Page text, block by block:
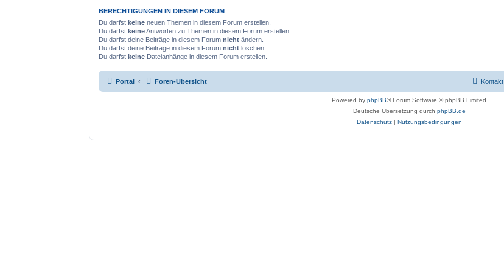
BERECHTIGUNGEN IN DIESEM FORUM
Du darfst keine neuen Themen in diesem Forum erstellen.
Du darfst keineAntworten zu Themen in diesem Forum erstellen.
Du darfst deine Beiträge in diesem Forum nicht ändern.
Du darfst deine Beiträge in diesem Forum nicht löschen.
Du darfst keine Dateianhänge in diesem Forum erstellen.
Portal Foren-Übersicht Kontakt
Powered by phpBB® Forum Software © phpBB Limited
Deutsche Übersetzung durch phpBB.de
Datenschutz| Nutzungsbedingungen